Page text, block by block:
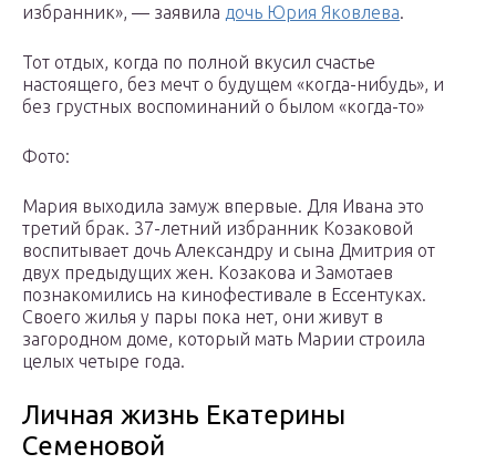
избранник», — заявила дочь Юрия Яковлева.
Тот отдых, когда по полной вкусил счастье
настоящего, без мечт о будущем «когда-нибудь», и
без грустных воспоминаний о былом «когда-то»
Фото:
Мария выходила замуж впервые. Для Ивана это
третий брак. 37-летний избранник Козаковой
воспитывает дочь Александру и сына Дмитрия от
двух предыдущих жен. Козакова и Замотаев
познакомились на кинофестивале в Ессентуках.
Своего жилья у пары пока нет, они живут в
загородном доме, который мать Марии строила
целых четыре года.
Личная жизнь Екатерины
Семеновой